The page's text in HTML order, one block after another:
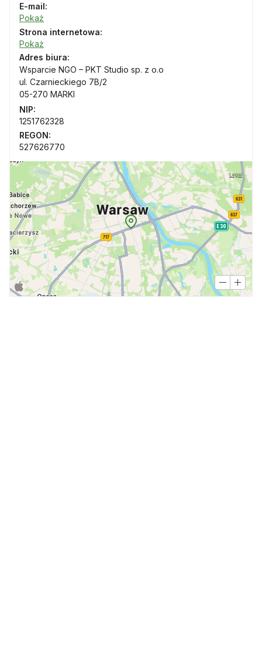
E-mail:
Pokaż
Strona internetowa:
Pokaż
Adres biura:
Wsparcie NGO – PKT Studio sp. z o.o
ul. Czarnieckiego 7B/2
05-270 MARKI
NIP:
1251762328
REGON:
527626770
Legal